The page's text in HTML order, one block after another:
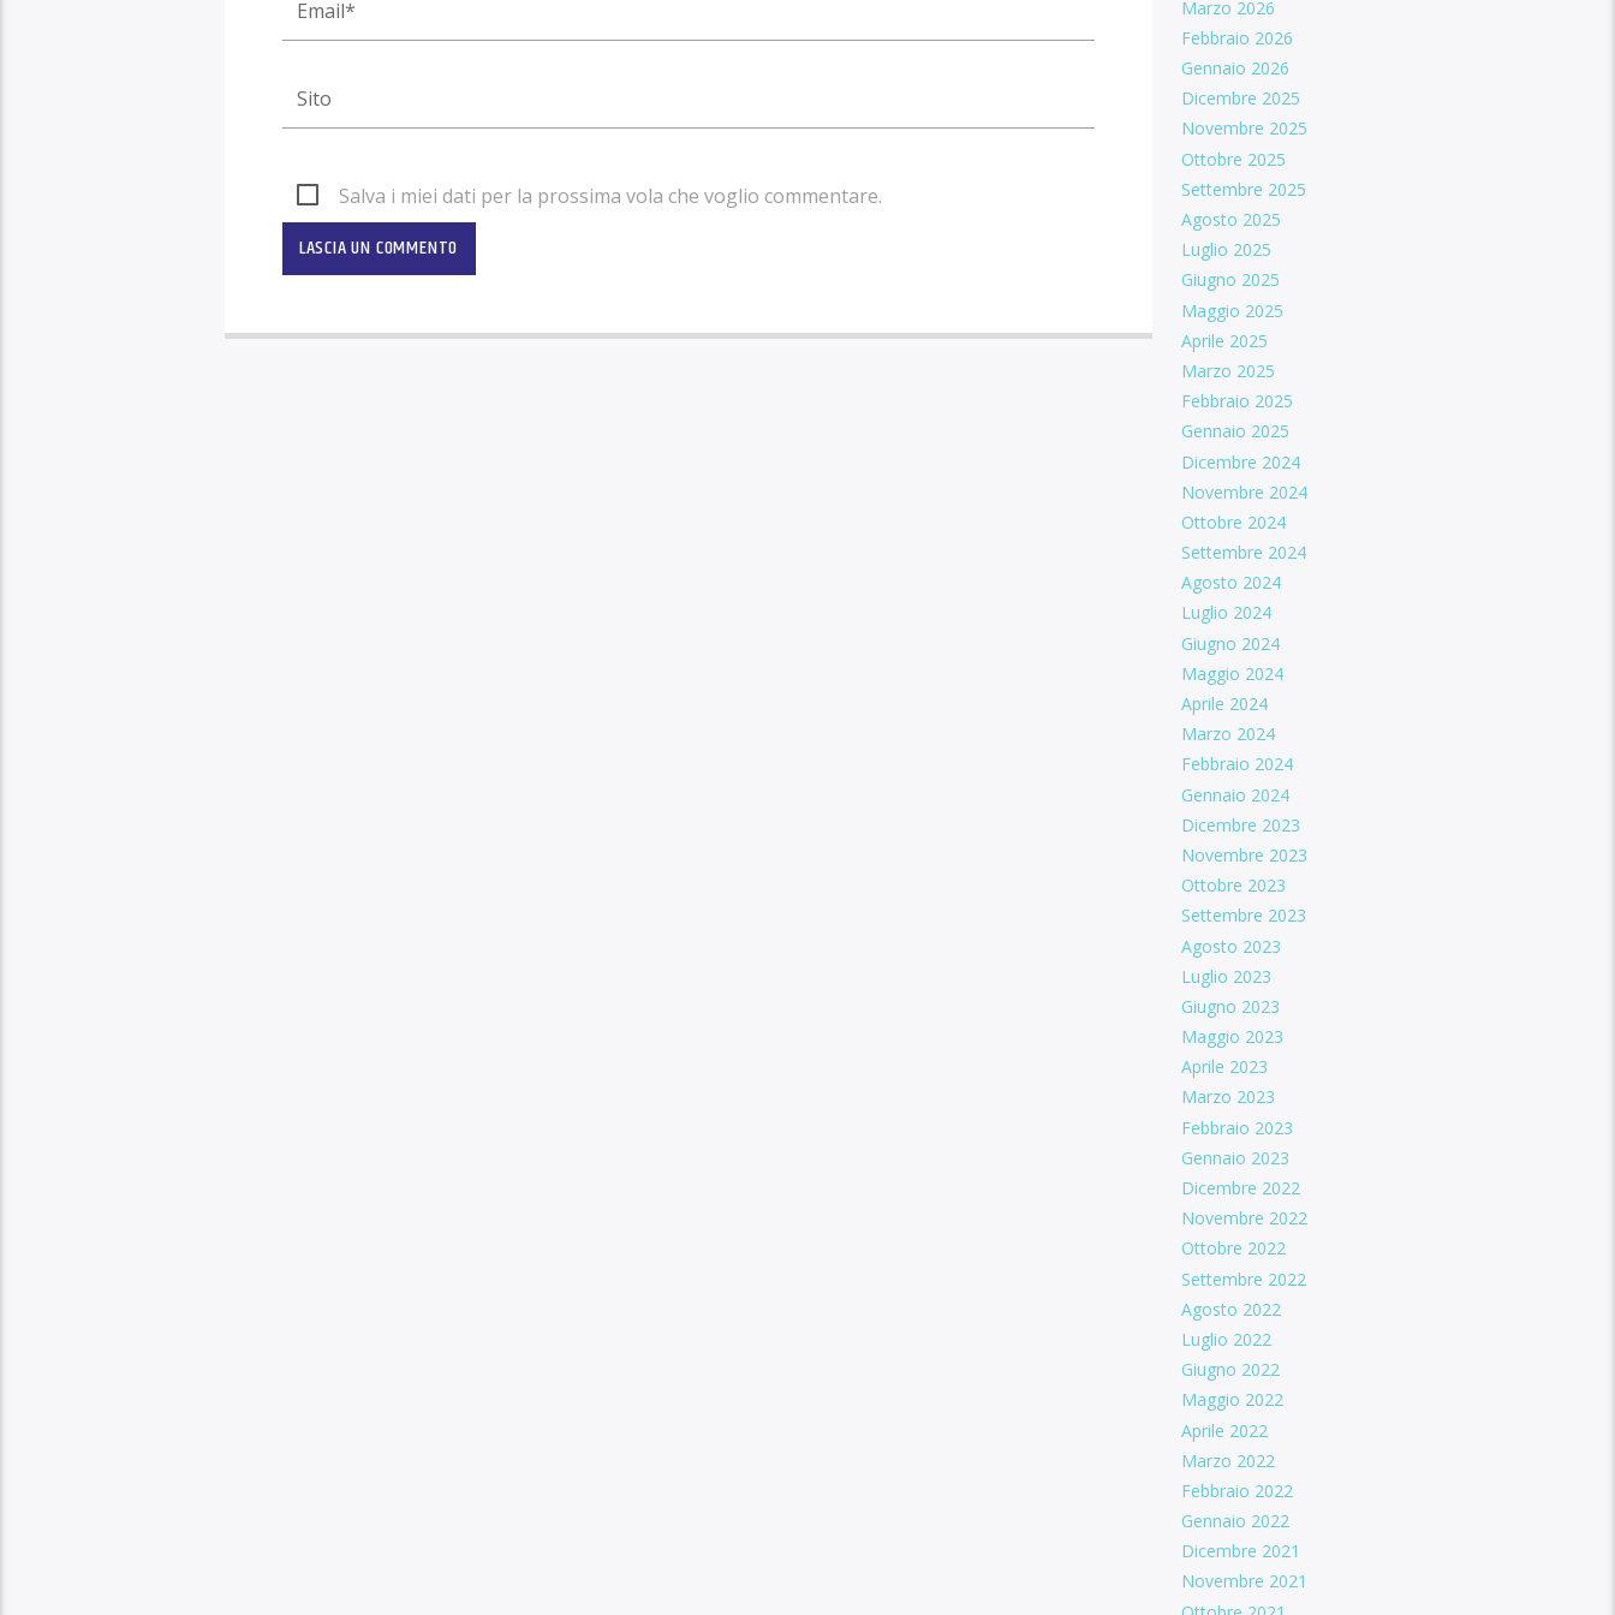
Salva i miei dati per la prossima vola che voglio commentare.
Marzo 2026
Febbraio 2026
Gennaio 2026
Dicembre 2025
Novembre 2025
Ottobre 2025
Settembre 2025
Agosto 2025
Luglio 2025
Giugno 2025
Maggio 2025
Aprile 2025
Marzo 2025
Febbraio 2025
Gennaio 2025
Dicembre 2024
Novembre 2024
Ottobre 2024
Settembre 2024
Agosto 2024
Luglio 2024
Giugno 2024
Maggio 2024
Aprile 2024
Marzo 2024
Febbraio 2024
Gennaio 2024
Dicembre 2023
Novembre 2023
Ottobre 2023
Settembre 2023
Agosto 2023
Luglio 2023
Giugno 2023
Maggio 2023
Aprile 2023
Marzo 2023
Febbraio 2023
Gennaio 2023
Dicembre 2022
Novembre 2022
Ottobre 2022
Settembre 2022
Agosto 2022
Luglio 2022
Giugno 2022
Maggio 2022
Aprile 2022
Marzo 2022
Febbraio 2022
Gennaio 2022
Dicembre 2021
Novembre 2021